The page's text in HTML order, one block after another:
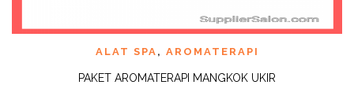
ALAT SPA , AROMATERAPI
PAKET AROMATERAPI MANGKOK UKIR